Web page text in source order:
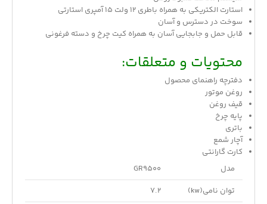
استارت الکتریکی به همراه باطری 12 ولت 15 آمپری استارتی
سوخت در دسترس و آسان
قابل حمل و جابجایی آسان به همراه کیت چرخ و دسته فرغونی
محتویات و متعلقات:
دفترچه راهنمای محصول
روغن موتور
قیف روغن
پایه چرخ
باتری
آچار شمع
کارت گارانتی
مدل
GR9500
توان نامی(kw)
7.2